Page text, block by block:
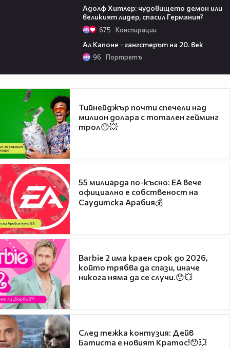
Адолф Хитлер: чудовището демон или
великият лидер, спасил Германия?
675 Конспирации
Ал Капоне - гангстерът на 20. век
96 Портретъ
Тийнейджър почти спечели над
милион долара с тотален гейминг
трол😯💥
55 милиарда по-късно: EA вече
официално е собственост на
Саудитска Арабия💰
Barbie 2 има краен срок до 2026,
който трябва да спази, иначе
никога няма да се случи.😯💥
След тежка контузия: Дейв
Батиста е новият Кратос!😯💥